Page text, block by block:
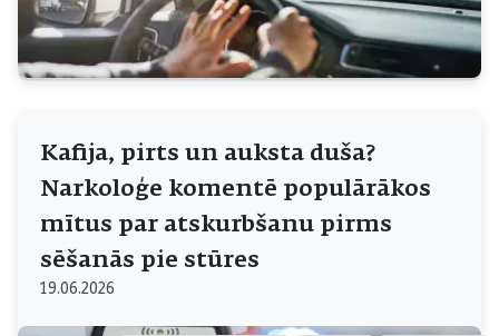
Kafija, pirts un auksta duša?
Narkoloģe komentē populārākos
mītus par atskurbšanu pirms
sēšanās pie stūres
19.06.2026